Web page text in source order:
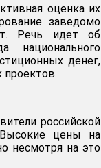
оценка их
заведомо
Речь идет об
национального
денег,
проектов.
российской
цены на
несмотря на это